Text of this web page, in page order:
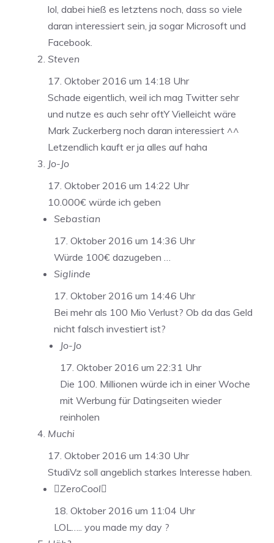
lol, dabei hieß es letztens noch, dass so viele
daran interessiert sein, ja sogar Microsoft und
Facebook.
Steven
17. Oktober 2016 um 14:18 Uhr
Schade eigentlich, weil ich mag Twitter sehr
und nutze es auch sehr oftY Vielleicht wäre
Mark Zuckerberg noch daran interessiert ^^
Letzendlich kauft er ja alles auf haha
Jo-Jo
17. Oktober 2016 um 14:22 Uhr
10.000€ würde ich geben
Sebastian
17. Oktober 2016 um 14:36 Uhr
Würde 100€ dazugeben …
Siglinde
17. Oktober 2016 um 14:46 Uhr
Bei mehr als 100 Mio Verlust? Ob da das Geld
nicht falsch investiert ist?
Jo-Jo
17. Oktober 2016 um 22:31 Uhr
Die 100. Millionen würde ich in einer Woche
mit Werbung für Datingseiten wieder
reinholen
Muchi
17. Oktober 2016 um 14:30 Uhr
StudiVz soll angeblich starkes Interesse haben.
ZeroCool
18. Oktober 2016 um 11:04 Uhr
LOL….. you made my day ?